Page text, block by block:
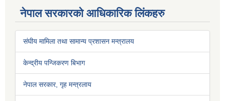
नेपाल सरकारको आधिकारिक लिंकहरु
संघीय मामिला तथा सामान्य प्रशासन मन्त्रालय
केन्द्रीय पन्जिकरण बिभाग
नेपाल सरकार, गृह मन्त्रलाय